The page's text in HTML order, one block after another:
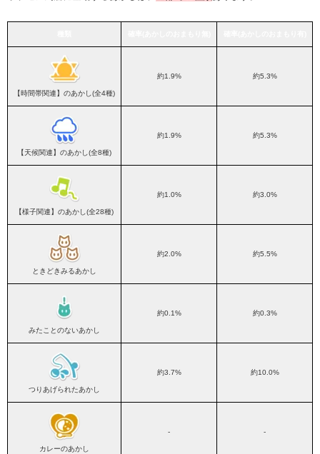
【時間帯関連】のあかし(全4種)
約1.9% 約5.3%
【天候関連】のあかし(全8種)
約1.9% 約5.3%
【様子関連】のあかし(全28種)
約1.0% 約3.0%
ときどきみるあかし
約2.0% 約5.5%
みたことのないあかし
約0.1% 約0.3%
つりあげられたあかし
約3.7% 約10.0%
カレーのあかし
- -